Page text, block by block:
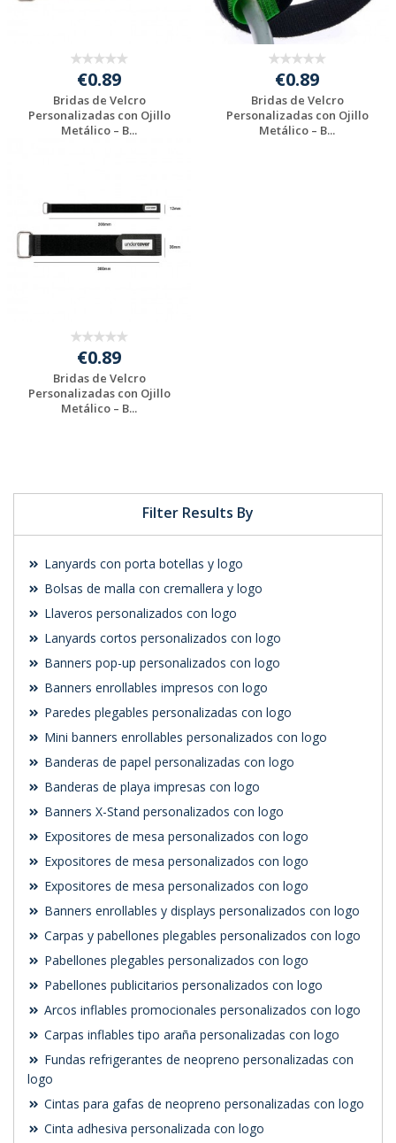
Filter Results By
Lanyards con porta botellas y logo
Bolsas de malla con cremallera y logo
Llaveros personalizados con logo
Lanyards cortos personalizados con logo
Banners pop-up personalizados con logo
Banners enrollables impresos con logo
Paredes plegables personalizadas con logo
Mini banners enrollables personalizados con logo
Banderas de papel personalizadas con logo
Banderas de playa impresas con logo
Banners X-Stand personalizados con logo
Expositores de mesa personalizados con logo
Expositores de mesa personalizados con logo
Expositores de mesa personalizados con logo
Banners enrollables y displays personalizados con logo
Carpas y pabellones plegables personalizados con logo
Pabellones plegables personalizados con logo
Pabellones publicitarios personalizados con logo
Arcos inflables promocionales personalizados con logo
Carpas inflables tipo araña personalizadas con logo
Fundas refrigerantes de neopreno personalizadas con
logo
Cintas para gafas de neopreno personalizadas con logo
Cinta adhesiva personalizada con logo
€0.89
Bridas de Velcro
Personalizadas con Ojillo
Metálico – B...
€0.89
Bridas de Velcro
Personalizadas con Ojillo
Metálico – B...
€0.89
Bridas de Velcro
Personalizadas con Ojillo
Metálico – B...